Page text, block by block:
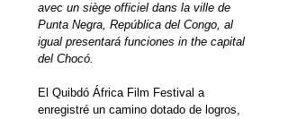
avec un siège officiel dans la ville de
Punta Negra, República del Congo, al
igual presentará funciones in the capital
del Chocó.
El Quibdó África Film Festival a
enregistré un camino dotado de logros,